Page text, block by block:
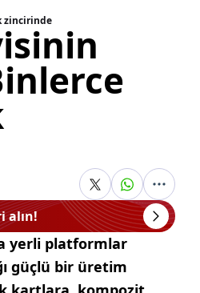
zincirinde
alın!
yerli platformlar
güçlü bir üretim